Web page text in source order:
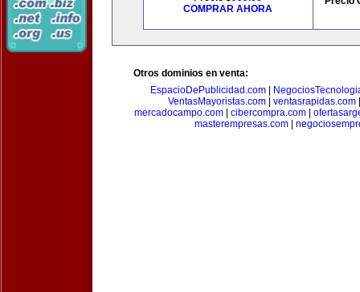
COMPRAR AHORA
Otros dominios en venta:
EspacioDePublicidad.com|
VentasMayoristas.com
ventasrapidas.com
mercadocampo.com
cibercompra.com
masterempresas.com|